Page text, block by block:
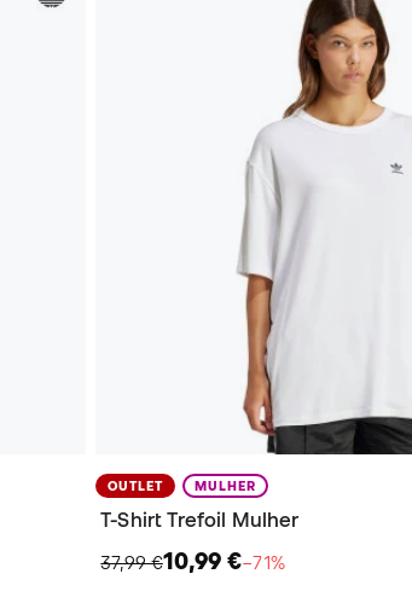
OUTLET MULHER
T-Shirt Trefoil Mulher
37,99 €10,99 €−71%